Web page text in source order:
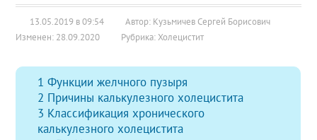
13.05.2019 в 09:54
Автор: Кузьмичев Сергей Борисович
Изменен: 28.09.2020
Рубрика:Холецистит
1 Функции желчного пузыря
2 Причины калькулезного холецистита
3 Классификация хронического
калькулезного холецистита